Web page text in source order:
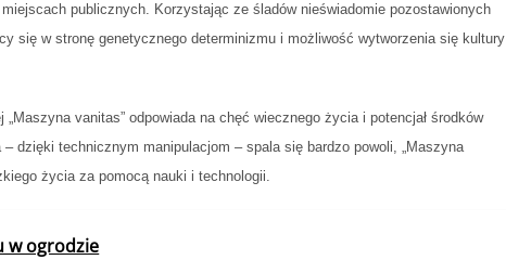
publicznych. Korzystając ze śladów nieświadomie pozostawionych
się w stronę genetycznego determinizmu i możliwość wytworzenia się kultury
vanitas” odpowiada na chęć wiecznego życia i potencjał środków
dzięki technicznym manipulacjom – spala się bardzo powoli, „Maszyna
życia za pomocą nauki i technologii.
w ogrodzie